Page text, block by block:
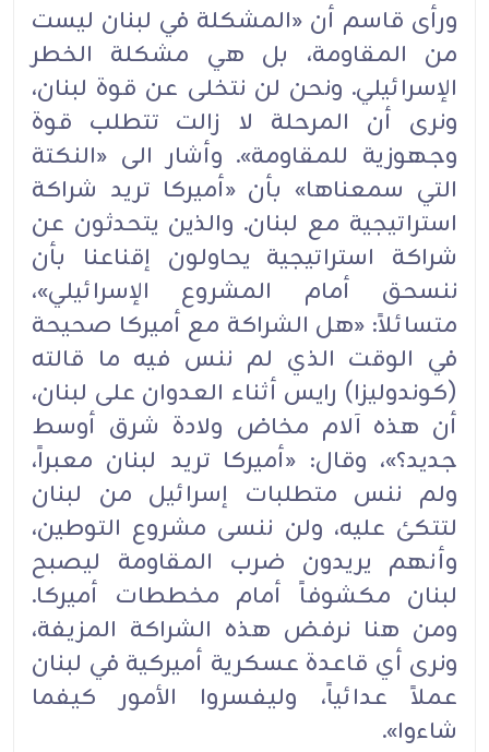
ورأى قاسم أن «المشكلة في لبنان ليست
من المقاومة، بل هي مشكلة الخطر
الإسرائيلي. ونحن لن نتخلى عن قوة لبنان،
ونرى أن المرحلة لا زالت تتطلب قوة
وجهوزية للمقاومة». وأشار الى «النكتة
التي سمعناها» بأن «أميركا تريد شراكة
استراتيجية مع لبنان. والذين يتحدثون عن
شراكة استراتيجية يحاولون إقناعنا بأن
ننسحق أمام المشروع الإسرائيلي»،
متسائلاً: «هل الشراكة مع أميركا صحيحة
في الوقت الذي لم ننس فيه ما قالته
(كوندوليزا) رايس أثناء العدوان على لبنان،
أن هذه آلام مخاض ولادة شرق أوسط
جديد؟»، وقال: «أميركا تريد لبنان معبراً،
ولم ننس متطلبات إسرائيل من لبنان
لتتكئ عليه، ولن ننسى مشروع التوطين،
وأنهم يريدون ضرب المقاومة ليصبح
لبنان مكشوفاً أمام مخططات أميركا.
ومن هنا نرفض هذه الشراكة المزيفة،
ونرى أي قاعدة عسكرية أميركية في لبنان
عملاً عدائياً، وليفسروا الأمور كيفما
شاءوا».